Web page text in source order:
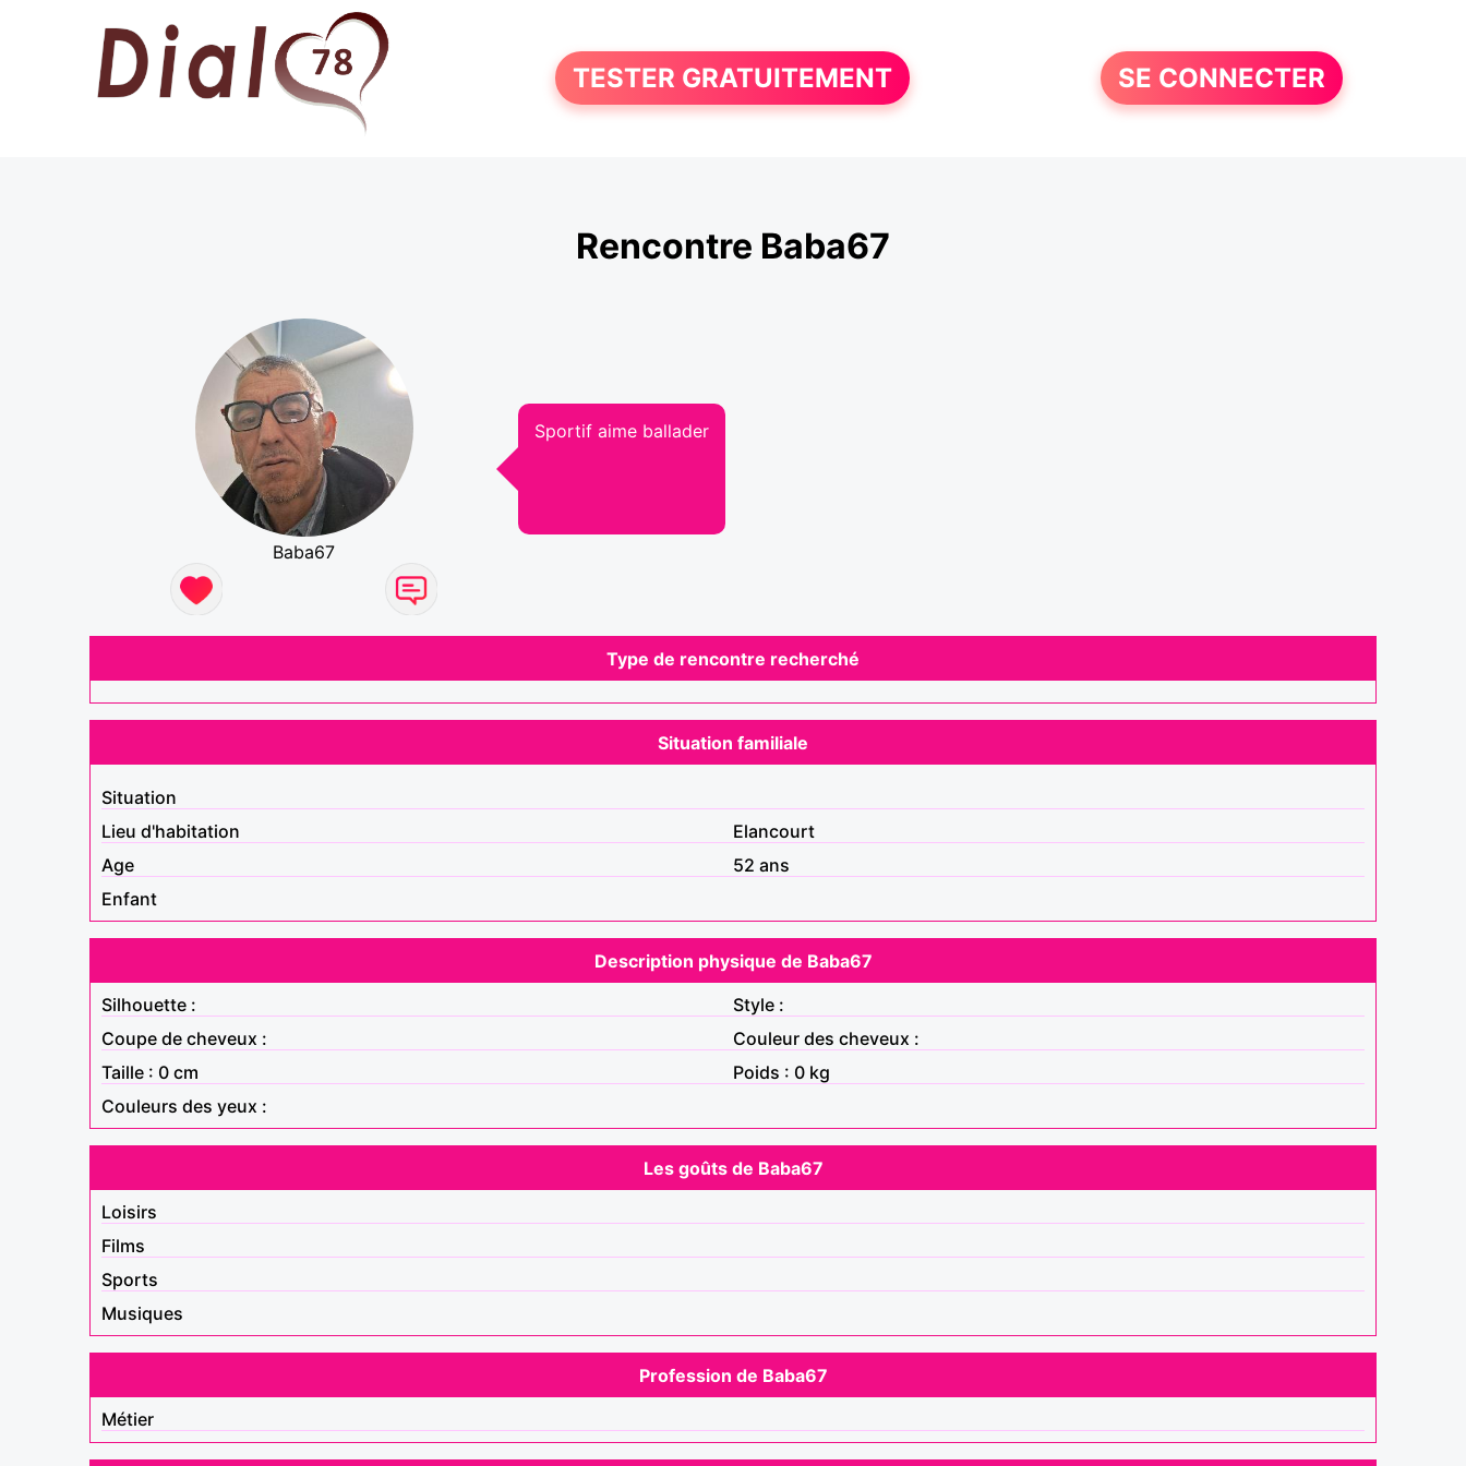
TESTER GRATUITEMENT SE CONNECTER
Rencontre Baba67
Baba67
Sportif aime ballader
Type de rencontre recherché
Situation familiale
Situation
Lieu d'habitation
Elancourt
Age
52 ans
Enfant
Description physique de Baba67
Silhouette :
Style :
Coupe de cheveux :
Couleur des cheveux :
Taille : 0 cm
Poids : 0 kg
Couleurs des yeux :
Les goûts de Baba67
Loisirs
Films
Sports
Musiques
Profession de Baba67
Métier